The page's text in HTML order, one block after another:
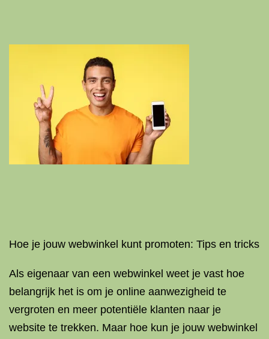
Hoe je jouw webwinkel kunt promoten: Tips en tricks
Als eigenaar van een webwinkel weet je vast hoe
belangrijk het is om je online aanwezigheid te
vergroten en meer potentiële klanten naar je
website te trekken. Maar hoe kun je jouw webwinkel